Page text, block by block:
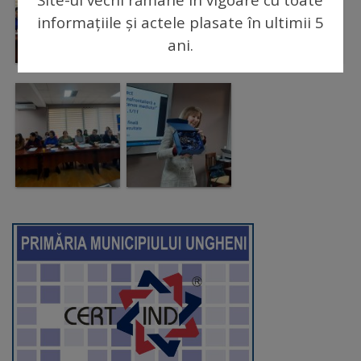
Regulamentul
funcționare
Integritate
și
calitate
Consiliul
Municipal
Secretar
Consilieri
informațiile și actele plasate în ultimii 5
ani.